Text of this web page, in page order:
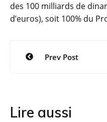
des 100 milliards de
d’euros), soit 100% du
Navigation
Prev Post
Lire aussi